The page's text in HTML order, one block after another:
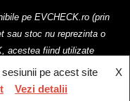
pe EVCHECK.ro (prin
sau stoc nu reprezinta o
acestea fiind utilizate
rezervate.
pe acest site
X
Vezi detalii